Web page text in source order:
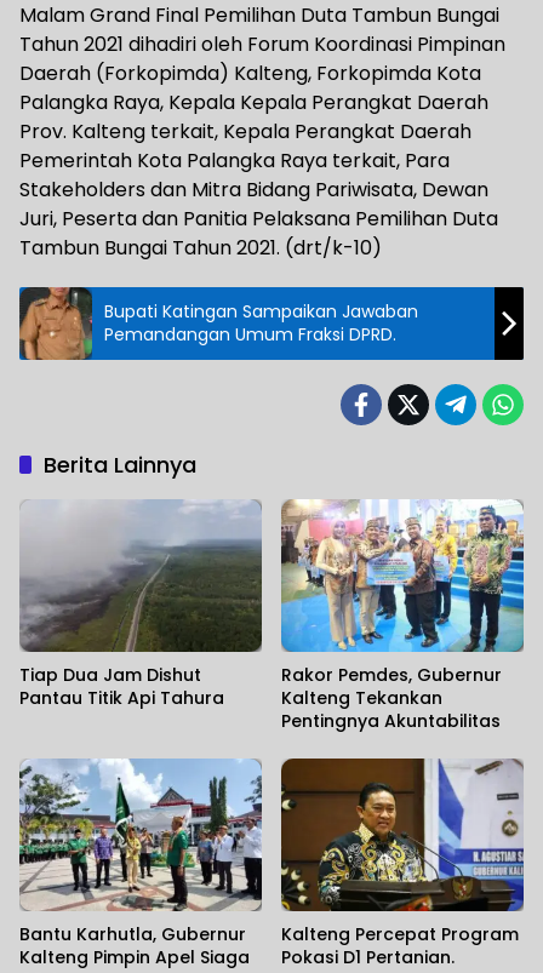
Malam Grand Final Pemilihan Duta Tambun Bungai
Tahun 2021 dihadiri oleh Forum Koordinasi Pimpinan
Daerah (Forkopimda) Kalteng, Forkopimda Kota
Palangka Raya, Kepala Kepala Perangkat Daerah
Prov. Kalteng terkait, Kepala Perangkat Daerah
Pemerintah Kota Palangka Raya terkait, Para
Stakeholders dan Mitra Bidang Pariwisata, Dewan
Juri, Peserta dan Panitia Pelaksana Pemilihan Duta
Tambun Bungai Tahun 2021. (drt/k-10)
Bupati Katingan Sampaikan Jawaban
Pemandangan Umum Fraksi DPRD.
Berita Lainnya
Tiap Dua Jam Dishut
Pantau Titik Api Tahura
Rakor Pemdes, Gubernur
Kalteng Tekankan
Pentingnya Akuntabilitas
Bantu Karhutla, Gubernur
Kalteng Pimpin Apel Siaga
Kalteng Percepat Program
Pokasi D1 Pertanian.